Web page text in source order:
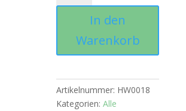
Hilfe"
Menge
In den
Warenkorb
Artikelnummer: HW0018
Kategorien:Alle